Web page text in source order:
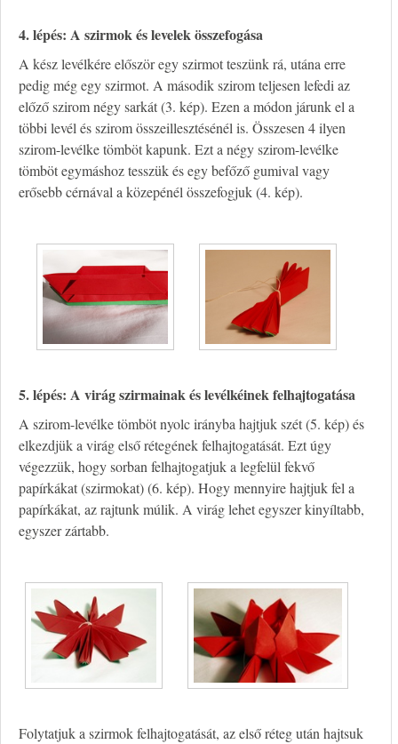
4. lépés: A szirmok és levelek összefogása
A kész levélkére először egy szirmot teszünk rá, utána erre
pedig még egy szirmot. A második szirom teljesen lefedi az
előző szirom négy sarkát (3. kép). Ezen a módon járunk el a
többi levél és szirom összeillesztésénél is. Összesen 4 ilyen
szirom-levélke tömböt kapunk. Ezt a négy szirom-levélke
tömböt egymáshoz tesszük és egy befőző gumival vagy
erősebb cérnával a közepénél összefogjuk (4. kép).
5. lépés: A virág szirmainak és levélkéinek felhajtogatása
A szirom-levélke tömböt nyolc irányba hajtjuk szét (5. kép) és
elkezdjük a virág első rétegének felhajtogatását. Ezt úgy
végezzük, hogy sorban felhajtogatjuk a legfelül fekvő
papírkákat (szirmokat) (6. kép). Hogy mennyire hajtjuk fel a
papírkákat, az rajtunk múlik. A virág lehet egyszer kinyíltabb,
egyszer zártabb.
Folytatjuk a szirmok felhajtogatását, az első réteg után hajtsuk